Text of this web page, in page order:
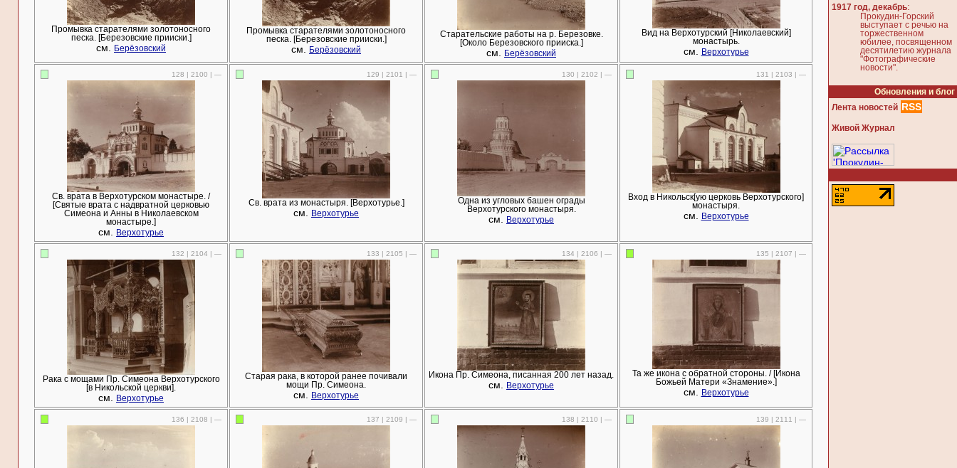
Промывка старателями золотоносного
песка. [Березовские прииски.]
см. Берёзовский
Промывка старателями золотоносного
песка. [Березовские прииски.]
см. Берёзовский
Старательские работы на р. Березовке.
[Около Березовского прииска.]
см. Берёзовский
Вид на Верхотурский [Николаевский]
монастырь.
см. Верхотурье
128 | 2100 | —
Св. врата в Верхотурском монастыре. /
[Святые врата с надвратной церковью
Симеона и Анны в Николаевском
монастыре.]
см. Верхотурье
129 | 2101 | —
Св. врата из монастыря. [Верхотурье.]
см. Верхотурье
130 | 2102 | —
Одна из угловых башен ограды
Верхотурского монастыря.
см. Верхотурье
131 | 2103 | —
Вход в Никольск[ую церковь Верхотурского]
монастыря.
см. Верхотурье
132 | 2104 | —
Рака с мощами Пр. Симеона Верхотурского
[в Никольской церкви].
см. Верхотурье
133 | 2105 | —
Старая рака, в которой ранее почивали
мощи Пр. Симеона.
см. Верхотурье
134 | 2106 | —
Икона Пр. Симеона, писанная 200 лет назад.
см. Верхотурье
135 | 2107 | —
Та же икона с обратной стороны. / [Икона
Божьей Матери «Знамение».]
см. Верхотурье
136 | 2108 | — 137 | 2109 | — 138 | 2110 | — 139 | 2111 | —
1917 год, декабрь:
Прокудин-Горский
выступает с речью на
торжественном
юбилее, посвященном
десятилетию журнала
"Фотографические
новости".
Обновления и блог
Лента новостей RSS
Живой Журнал